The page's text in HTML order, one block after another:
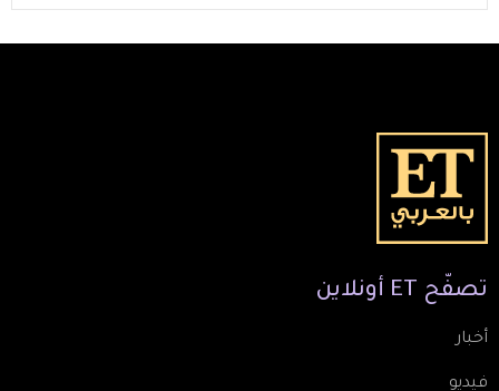
تصفّح ET أونلاين
أخبار
فيديو